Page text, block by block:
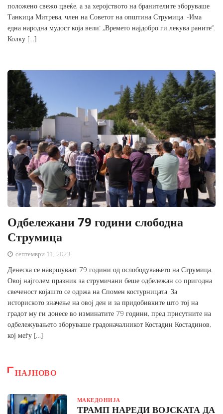
положено свежо цвеќе, а за херојството на бранителите зборуваше
Танкица Митрева, член на Советот на општина Струмица. -Има
една народна мудост која вели: „Времето најдобро ги лекува раните“.
Колку […]
Одбележани 79 години слободна
Струмица
септември 11, 2023
Денеска се навршуваат 79 години од ослободувањето на Струмица.
Овој најголем празник за струмичани беше одбележан со пригодна
свеченост којашто се одржа на Спомен костурницата. За
историското значење на овој ден и за придобивките што тој на
градот му ги донесе во изминатите 79 години, пред присутните на
одбележувањето зборуваше градоначалникот Костадин Костадинов,
кој меѓу […]
НАЈНОВО
МАКЕДОНИЈА
ТРАМП НАРЕДИ ВОЈСКАТА ДА